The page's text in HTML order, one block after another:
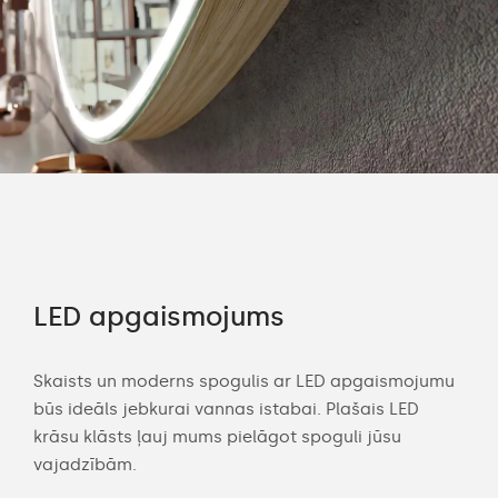
LED apgaismojums
Skaists un moderns spogulis ar LED apgaismojumu
būs ideāls jebkurai vannas istabai. Plašais LED
krāsu klāsts ļauj mums pielāgot spoguli jūsu
vajadzībām.